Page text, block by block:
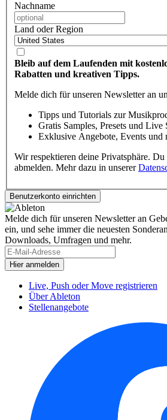
Nachname
Land oder Region
Bleib auf dem Laufenden mit
Rabatten und kreativen Tipps.
Melde dich für unseren Newsletter an
Tipps und Tutorials zur
Gratis Samples, Presets und Live
Exklusive Angebote, Events und
Wir respektieren deine Privatsphäre.
abmelden. Mehr dazu in unserer
Melde dich für unseren Newsletter an
ein, und sehe immer die neuesten
Downloads, Umfragen und mehr.
Live, Push oder Move registrieren
Über Ableton
Stellenangebote